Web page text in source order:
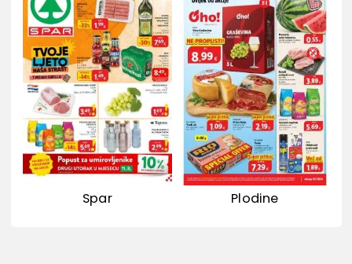
Spar Plodine